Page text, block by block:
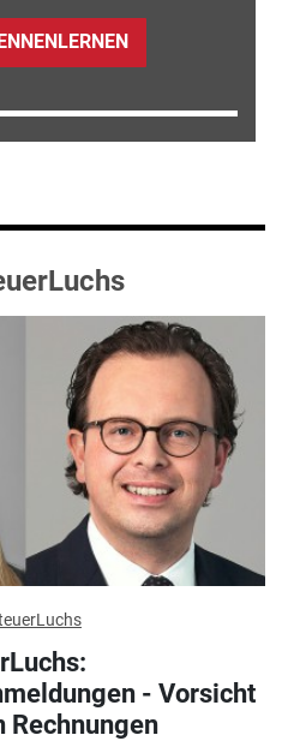
- Vorsicht
Rechnungen